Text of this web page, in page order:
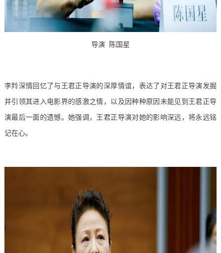
导演 陈国星
李羚深情回忆了与王君正导演的深厚情谊，表达了对王君正导演发掘
并引领其进入电影界的感激之情，以及因种种原因未能见到王君正导
演最后一面的遗憾。她强调，王君正导演对她的影响深远，将永远铭
记在心。